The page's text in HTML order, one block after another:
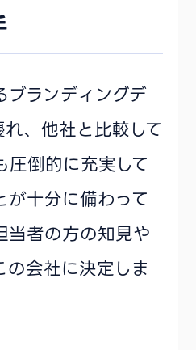
ブランディングデ
、他社と比較して
倒的に充実して
十分に備わって
当者の方の知見や
の会社に決定しま